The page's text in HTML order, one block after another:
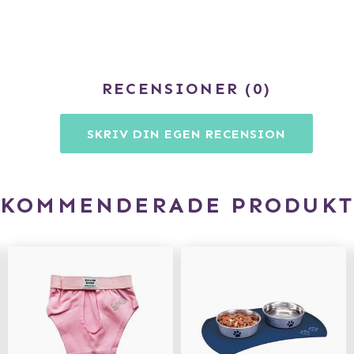
RECENSIONER 0
SKRIV DIN EGEN RECENSION